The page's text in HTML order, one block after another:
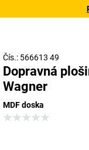
Čís.: 566613 49
Dopravná
Wagner
MDF doska